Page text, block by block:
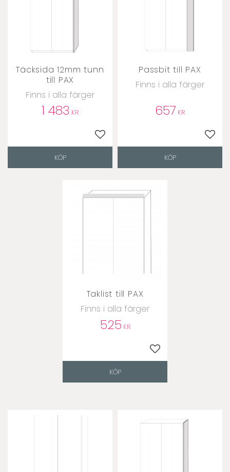
Täcksida 12mm tunn
till PAX
Finns i alla färger
1 483 KR
Lägg till i favoriter
KÖP
Passbit till PAX
Finns i alla färger
657 KR
KÖP
Taklist till PAX
Finns i alla färger
525 KR
Lägg till i favoriter
KÖP